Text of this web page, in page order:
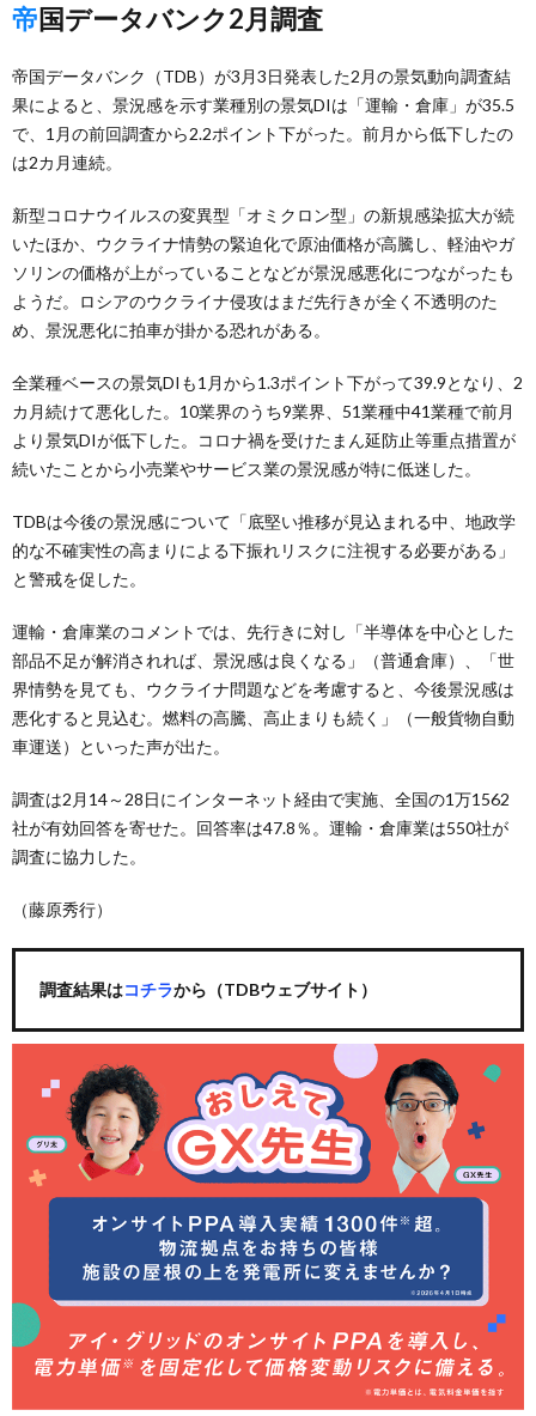
帝国データバンク2月調査
帝国データバンク（TDB）が3月3日発表した2月の景気動向調査結
果によると、景況感を示す業種別の景気DIは「運輸・倉庫」が35.5
で、1月の前回調査から2.2ポイント下がった。前月から低下したの
は2カ月連続。
新型コロナウイルスの変異型「オミクロン型」の新規感染拡大が続
いたほか、ウクライナ情勢の緊迫化で原油価格が高騰し、軽油やガ
ソリンの価格が上がっていることなどが景況感悪化につながったも
ようだ。ロシアのウクライナ侵攻はまだ先行きが全く不透明のた
め、景況悪化に拍車が掛かる恐れがある。
全業種ベースの景気DIも1月から1.3ポイント下がって39.9となり、2
カ月続けて悪化した。10業界のうち9業界、51業種中41業種で前月
より景気DIが低下した。コロナ禍を受けたまん延防止等重点措置が
続いたことから小売業やサービス業の景況感が特に低迷した。
TDBは今後の景況感について「底堅い推移が見込まれる中、地政学
的な不確実性の高まりによる下振れリスクに注視する必要がある」
と警戒を促した。
運輸・倉庫業のコメントでは、先行きに対し「半導体を中心とした
部品不足が解消されれば、景況感は良くなる」（普通倉庫）、「世
界情勢を見ても、ウクライナ問題などを考慮すると、今後景況感は
悪化すると見込む。燃料の高騰、高止まりも続く」（一般貨物自動
車運送）といった声が出た。
調査は2月14～28日にインターネット経由で実施、全国の1万1562
社が有効回答を寄せた。回答率は47.8％。運輸・倉庫業は550社が
調査に協力した。
（藤原秀行）
調査結果はコチラから（TDBウェブサイト）